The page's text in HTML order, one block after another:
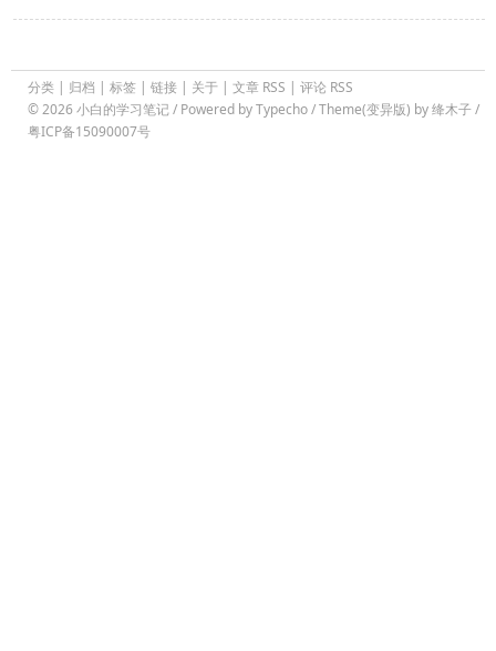
分类 | 归档 | 标签 | 链接 | 关于 | 文章 RSS | 评论 RSS
© 2026小白的学习笔记/ Powered byTypecho/Theme(变异版) by绛木子/
粤ICP备15090007号